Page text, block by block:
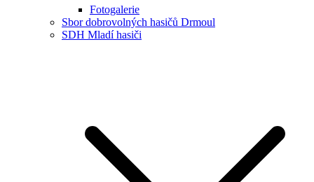
Fotogalerie
Sbor dobrovolných hasičů Drmoul
SDH Mladí hasiči